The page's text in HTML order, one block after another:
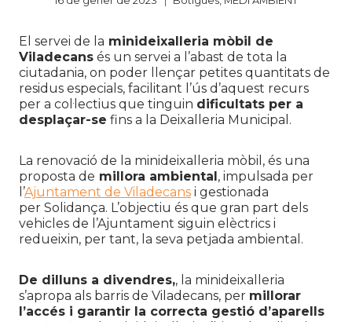
El servei de la minideixalleria mòbil de
Viladecans és un servei a l’abast de tota la
ciutadania, on poder llençar petites quantitats de
residus especials, facilitant l’ús d’aquest recurs
per a col·lectius que tinguin dificultats per a
desplaçar-se fins a la Deixalleria Municipal.
La renovació de la minideixalleria mòbil , és una
proposta de millora ambiental, impulsada per
l’Ajuntament de Viladecans i gestionada
per Solidança. L’objectiu és que gran part dels
vehicles de l’Ajuntament siguin elèctrics i
redueixin, per tant, la seva petjada ambiental.
De dilluns a divendres,, la minideixalleria
s’apropa als barris de Viladecans, per millorar
l’accés i garantir la correcta gestió d’aparells